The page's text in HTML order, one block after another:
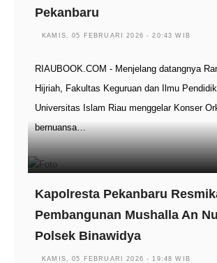
Pekanbaru
KAMIS, 05 FEBRUARI 2026 - 20:43 WIB
RIAUBOOK.COM - Menjelang datangnya
Hijriah, Fakultas Keguruan dan Ilmu
Universitas Islam Riau menggelar Konser
bernuansa…
Kapolresta Pekanbaru
Pembangunan Mushalla An
Polsek Binawidya
KAMIS, 05 FEBRUARI 2026 - 19:48 WIB